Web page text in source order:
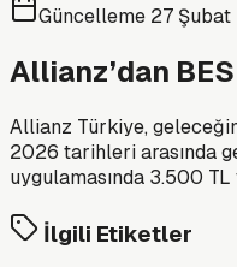
Güncelleme 27
Allianz’dan
Allianz Türkiye,
2026 tarihleri arasında
uygulamasında 3.500
İlgili Etiketler